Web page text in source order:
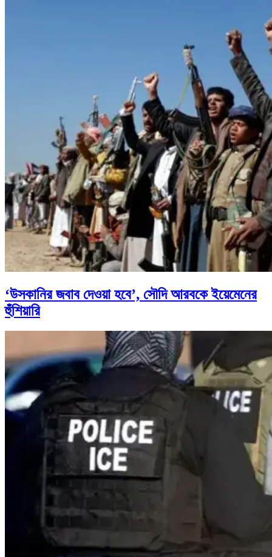
‘উসকানির জবাব দেওয়া হবে’, সৌদি আরবকে ইয়েমেনের
হুঁশিয়ারি